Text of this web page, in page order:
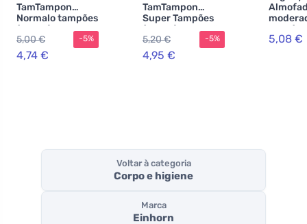
TamTampon
Normalo tampões
(16 pcs) - algodão
orgânico
hipoalergénico
5,00 €
4,74 €
-5%
TamTampon
Super Tampões
(16 pcs) - algodão
orgânico
hipoalergénico
5,20 €
4,95 €
-5%
asas
100%
5,08 €
Voltar à categoria
Corpo e higiene
Marca
Einhorn